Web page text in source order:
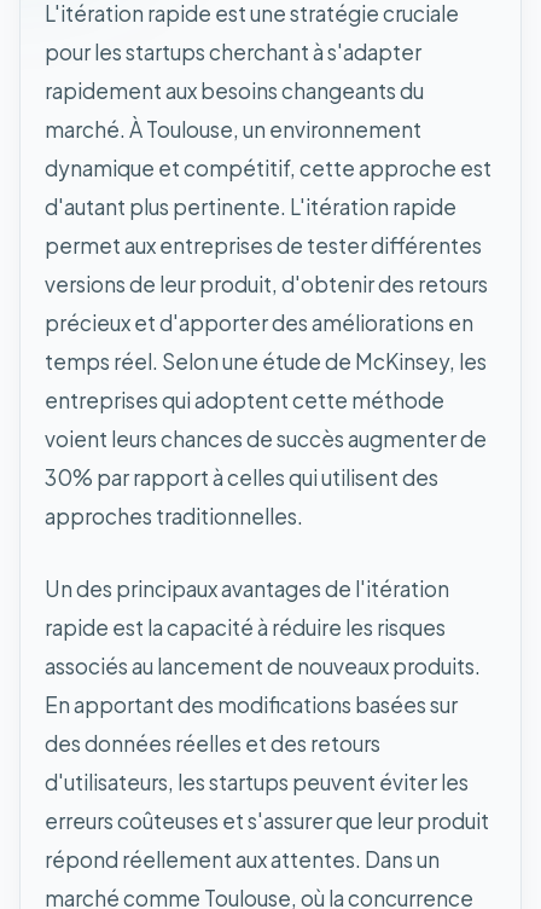
L'itération rapide est une stratégie cruciale
pour les startups cherchant à s'adapter
rapidement aux besoins changeants du
marché. À Toulouse, un environnement
dynamique et compétitif, cette approche est
d'autant plus pertinente. L'itération rapide
permet aux entreprises de tester différentes
versions de leur produit, d'obtenir des retours
précieux et d'apporter des améliorations en
temps réel. Selon une étude de McKinsey, les
entreprises qui adoptent cette méthode
voient leurs chances de succès augmenter de
30% par rapport à celles qui utilisent des
approches traditionnelles.
Un des principaux avantages de l'itération
rapide est la capacité à réduire les risques
associés au lancement de nouveaux produits.
En apportant des modifications basées sur
des données réelles et des retours
d'utilisateurs, les startups peuvent éviter les
erreurs coûteuses et s'assurer que leur produit
répond réellement aux attentes. Dans un
marché comme Toulouse, où la concurrence